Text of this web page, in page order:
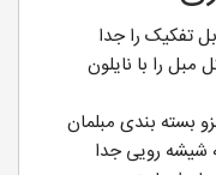
تفکیک را جدا
مبل را با نایلون
بسته بندی مبلمان
رویی جدا